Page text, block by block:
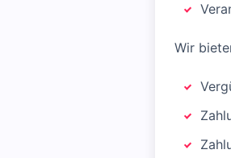
Wir